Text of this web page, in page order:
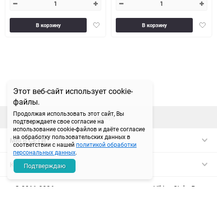
Этот веб-сайт использует cookie-
файлы.
Продолжая использовать этот сайт, Вы
подтверждаете свое согласие на
использование cookie-файлов и даёте согласие
на обработку пользовательских данных в
соответствии с нашей политикой обработки
персональных данных.
Подтверждаю
Добавить
В корзину В корзину
наверх
МЫ В СЕТИ
КОНТАКТЫ
© 2011-2026 магазин спортивного питания Viking Style. Все